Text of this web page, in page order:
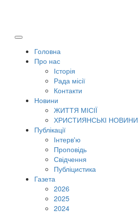
Головна
Про нас
Історія
Рада місії
Контакти
Новини
ЖИТТЯ МІСІЇ
ХРИСТИЯНСЬКІ НОВИНИ
Публікації
Інтерв'ю
Проповідь
Свідчення
Публіцистика
Газета
2026
2025
2024